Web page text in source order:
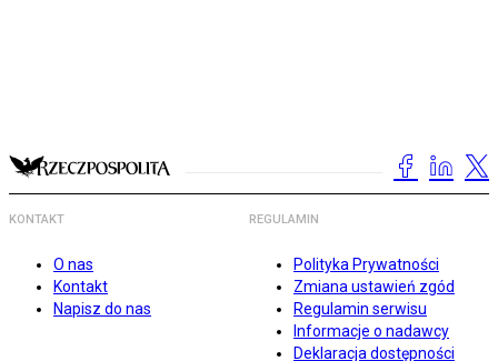
KONTAKT
O nas
Kontakt
Napisz do nas
REGULAMIN
Polityka Prywatności
Zmiana ustawień zgód
Regulamin serwisu
Informacje o nadawcy
Deklaracja dostępności